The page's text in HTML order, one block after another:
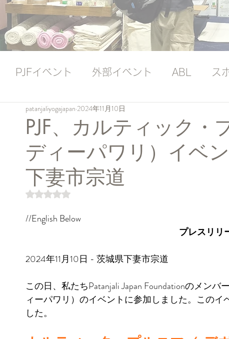
PJFイベント 外部イベント ABL ス
ナレッジバンク ナレッジバンク（プレミアム）
PJF、カルティック・
ディーパワリ）イベ
下妻市宗道
patanjaliyogajapan 2024年11月10日
5つ星のうちNaNと評価されています。
//English Below
プレスリリ
2024年11月10日 - 茨城県下妻市宗道
この日、私たちPatanjali Japan Foundationのメン
ィーパワリ）のイベントに参加しました。この
した。